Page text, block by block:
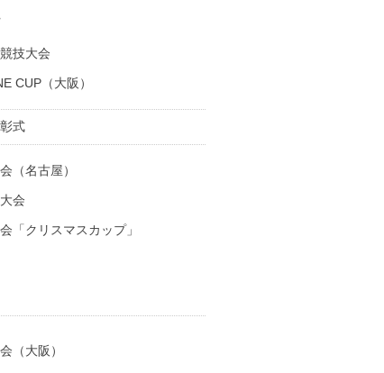
技大会
CUP（大阪）
式
（名古屋）
会
「クリスマスカップ」
（大阪）